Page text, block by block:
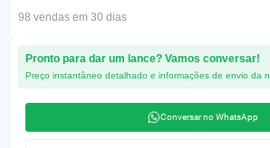
98 vendas em 30 dias
Pronto para dar um lance? Vamos conversar!
Preço instantâneo detalhado e informações de envio da
Conversar no WhatsApp